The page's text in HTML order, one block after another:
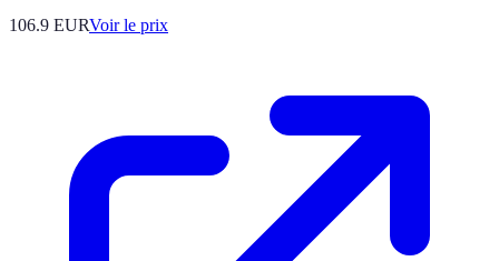
106.9 EURVoir le prix